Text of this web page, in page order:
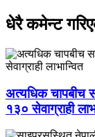
धेरै कमेन्ट
अत्यधिक चापबीच
१३० सेवाग्राही